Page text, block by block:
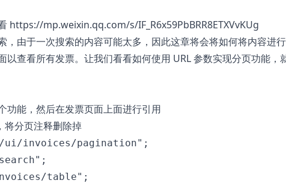
https://mp.weixin.qq.com/s/IF_R6x59PbBRR8ETXVvKUg
，由于一次搜索的内容可能太多，因此这章将会将如何将内容进
查看所有发票。让我们看看如何使用 URL 参数实现分页功能，
功能，然后在发票页面上面进行引用
将分页注释删除掉
ui/invoices/pagination";
table";